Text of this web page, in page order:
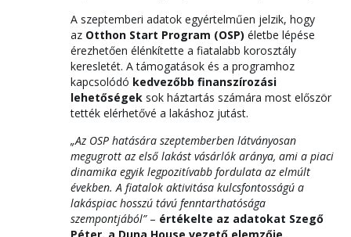
A szeptemberi adatok egyértelműen jelzik, hogy
az Otthon Start Program (OSP) életbe lépése
érezhetően élénkítette a fiatalabb korosztály
keresletét. A támogatások és a programhoz
kapcsolódó kedvezőbb finanszírozási
lehetőségek sok háztartás számára most először
tették elérhetővé a lakáshoz jutást.
„Az OSP hatására szeptemberben látványosan
megugrott az első lakást vásárlók aránya, ami a piaci
dinamika egyik legpozitívabb fordulata az elmúlt
években. A fiatalok aktivitása kulcsfontosságú a
lakáspiac hosszú távú fenntarthatósága
szempontjából”– értékelte az adatokat Szegő